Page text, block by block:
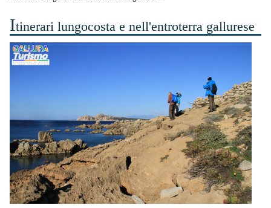
Itinerari lungocosta e nell'entroterra gallurese